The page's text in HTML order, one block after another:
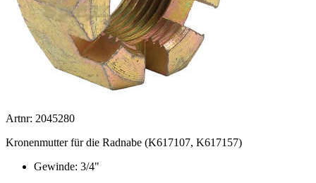
Artnr: 2045280
Kronenmutter für die Radnabe (K617107, K617157)
Gewinde: 3/4"